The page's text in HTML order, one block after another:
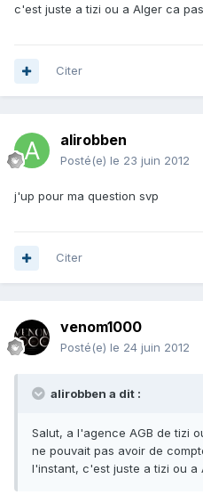
c'est juste a tizi ou a Alger ca
Citer
alirobben
Posté(e) le 23 juin 2012
j'up pour ma question svp
Citer
venom1000
Posté(e) le 24 juin 2012
alirobben a dit :
Salut, a l'agence AGB de tizi
ne pouvait pas avoir de
l'instant, c'est juste a tizi ou a